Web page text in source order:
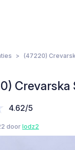
(47220)
Crevarska
4.62/5
door lodz2